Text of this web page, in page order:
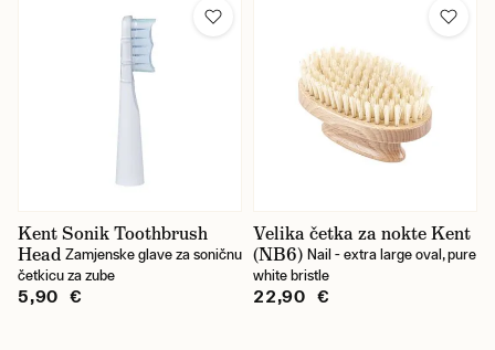
Kent Sonik Toothbrush
Head Zamjenske glave za soničnu
četkicu za zube
5,90 €
Velika četka za nokte Kent
(NB6) Nail - extra large oval, pure
white bristle
22,90 €